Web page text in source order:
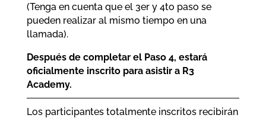
(Tenga en cuenta que el 3er y 4to paso se
pueden realizar al mismo tiempo en una
llamada).
Después de completar el Paso 4, estará
oficialmente inscrito para asistir a R3
Academy.
Los participantes totalmente inscritos recibirán